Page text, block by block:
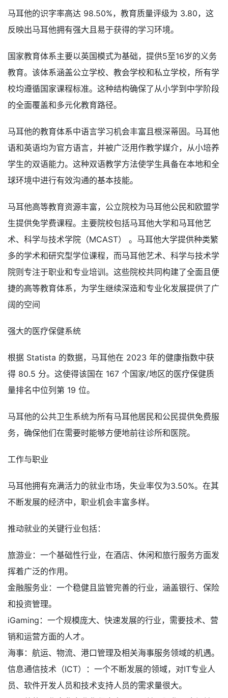
马耳他的识字率高达 98.50%，教育质量评级为 3.80，这
反映出马耳他拥有强大且易于获得的学习环境。
国家教育体系主要以英国模式为基础，提供5至16岁的义务
教育。该体系涵盖公立学校、教会学校和私立学校，所有学
校均遵循国家课程标准。这种结构确保了从小学到中学阶段
的全面覆盖和多元化教育路径。
马耳他的教育体系中语言学习机会丰富且根深蒂固。马耳他
语和英语均为官方语言，并被广泛用作教学媒介，从小培养
学生的双语能力。这种双语教学方法使学生具备在本地和全
球环境中进行有效沟通的基本技能。
马耳他高等教育资源丰富，公立院校为马耳他公民和欧盟学
生提供免学费课程。主要院校包括马耳他大学和马耳他艺
术、科学与技术学院（MCAST） 。马耳他大学提供种类繁
多的学术和研究型学位课程，而马耳他艺术、科学与技术学
院则专注于职业和专业培训。这些院校共同构建了全面且便
捷的高等教育体系，为学生继续深造和专业化发展提供了广
阔的空间
强大的医疗保健系统
根据 Statista 的数据，马耳他在 2023 年的健康指数中获
得 80.5 分。这使得该国在 167 个国家/地区的医疗保健质
量排名中位列第 19 位。
马耳他的公共卫生系统为所有马耳他居民和公民提供免费服
务，确保他们在需要时能够方便地前往诊所和医院。
工作与职业
马耳他拥有充满活力的就业市场，失业率仅为3.50%。在其
不断发展的经济中，职业机会丰富多样。
推动就业的关键行业包括：
旅游业：一个基础性行业，在酒店、休闲和旅行服务方面发
挥着广泛的作用。
金融服务业：一个稳健且监管完善的行业，涵盖银行、保险
和投资管理。
iGaming：一个规模庞大、快速发展的行业，需要技术、营
销和运营方面的人才。
海事：航运、物流、港口管理及相关海事服务领域的机遇。
信息通信技术（ICT）：一个不断发展的领域，对IT专业人
员、软件开发人员和技术支持人员的需求量很大。